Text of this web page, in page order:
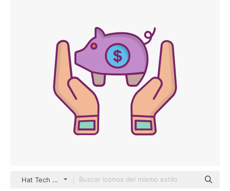
Hat Tech color lineal-color